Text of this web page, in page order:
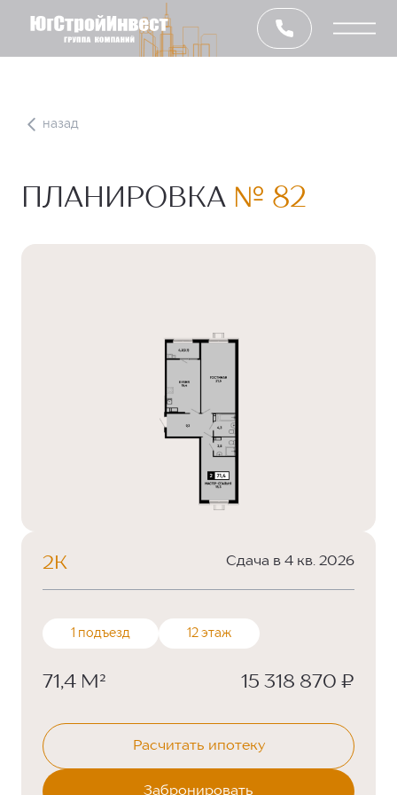
назад
ПЛАНИРОВКА № 82
2К Сдача в 4 кв. 2026
1 подъезд 12 этаж
71,4 М² 15 318 870 ₽
Расчитать ипотеку
Забронировать